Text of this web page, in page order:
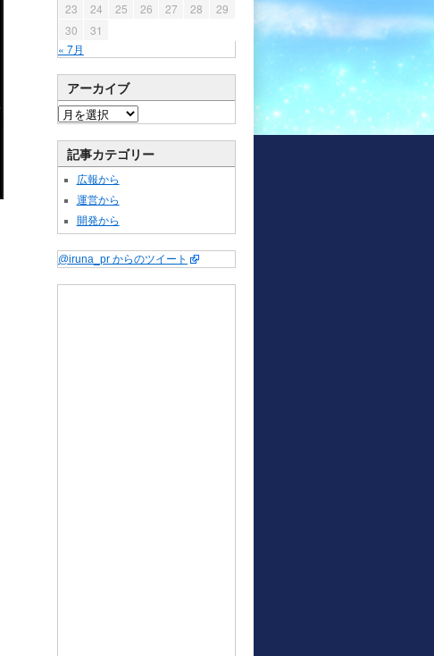
« 7月
23
24 25 26 27 28
29
30
31
アーカイブ
記事カテゴリー
広報から
運営から
開発から
@iruna_pr からのツイート